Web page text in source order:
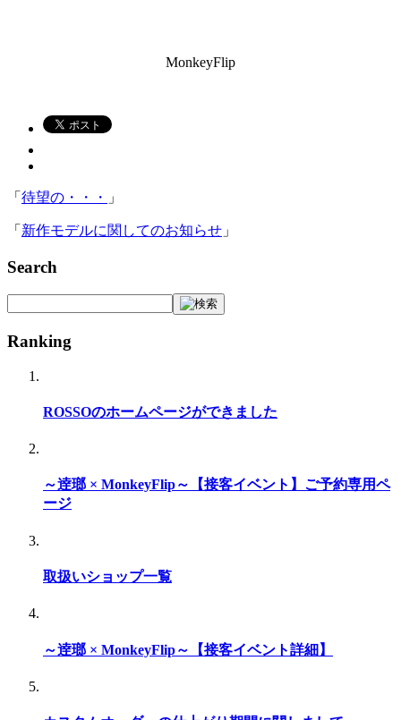
MonkeyFlip
「 待望の・・・ 」
「 新作モデルに関してのお知らせ 」
Search
Ranking
ROSSOのホームページができました
～逹瑯 × MonkeyFlip～【接客イベント】ご予約専用ペ
ージ
取扱いショップ一覧
～逹瑯 × MonkeyFlip～【接客イベント詳細】